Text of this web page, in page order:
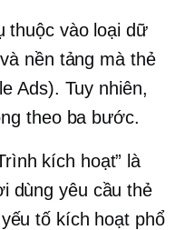
thuộc vào loại dữ
nền tảng mà thẻ
Ads). Tuy nhiên,
theo ba bước.
kích hoạt” là
dùng yêu cầu thẻ
tố kích hoạt phổ